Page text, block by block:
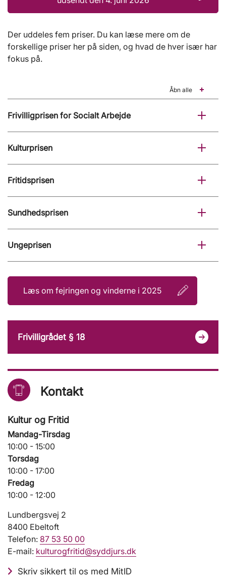
Der uddeles fem priser. Du kan læse mere om de
forskellige priser her på siden, og hvad de hver især har
fokus på.
Åbn alle
Frivilligprisen for Socialt Arbejde
Kulturprisen
Fritidsprisen
Sundhedsprisen
Ungeprisen
Læs om fejringen og vinderne i 2025
Frivilligrådet § 18
Kontakt
Kultur og Fritid
Mandag-Tirsdag
10:00 - 15:00
Torsdag
10:00 - 17:00
Fredag
10:00 - 12:00
Lundbergsvej 2
8400 Ebeltoft
Telefon: 87 53 50 00
E-mail: kulturogfritid@syddjurs.dk
Skriv sikkert til os med MitID